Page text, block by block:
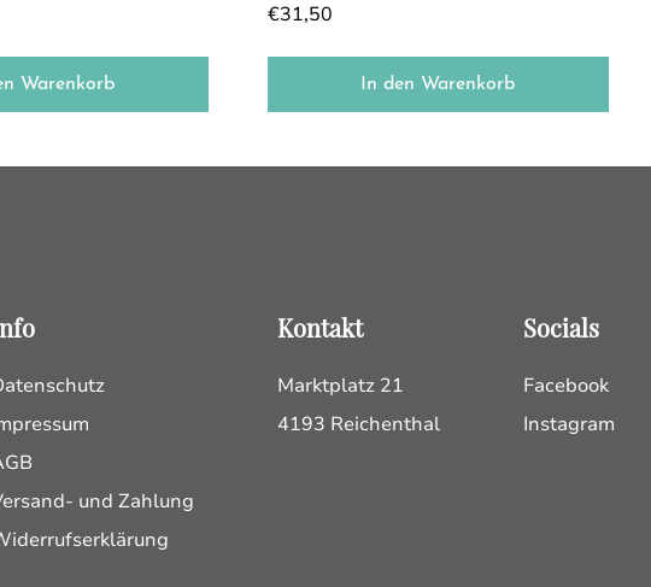
Warenkorb
€31,50
In den Warenkorb
und Zahlung
Kontakt
Marktplatz 21
4193 Reichenthal
Socials
Facebook
Instagram